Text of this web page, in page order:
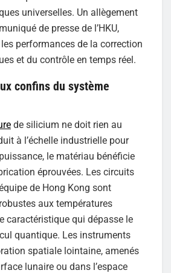
universelles. Un allègement
de presse de l’HKU,
performances de la correction
et du contrôle en temps réel.
confins du système
de silicium ne doit rien au
à l’échelle industrielle pour
le matériau bénéficie
éprouvées. Les circuits
de Hong Kong sont
aux températures
caractéristique qui dépasse le
quantique. Les instruments
spatiale lointaine, amenés
lunaire ou dans l’espace